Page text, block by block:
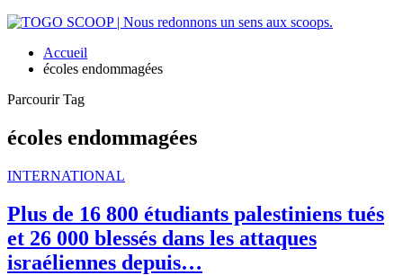
Accueil
écoles endommagées
Parcourir Tag
écoles endommagées
INTERNATIONAL
Plus de 16 800 étudiants palestiniens tués
et 26 000 blessés dans les attaques
israéliennes depuis…